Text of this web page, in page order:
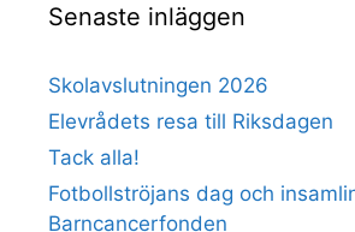
Senaste inläggen
Skolavslutningen 2026
Elevrådets resa till Riksdagen
Tack alla!
Fotbollströjans dag och
Barncancerfonden